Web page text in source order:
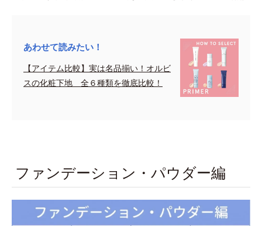
あわせて読みたい！
【アイテム比較】実は名品揃い！オルビ
スの化粧下地 全６種類を徹底比較！
ファンデーション・パウダー編